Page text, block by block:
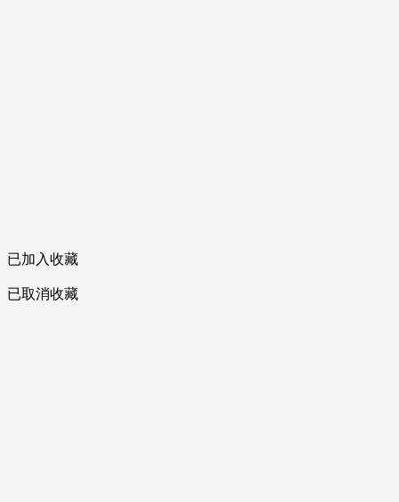
已加入收藏
已取消收藏